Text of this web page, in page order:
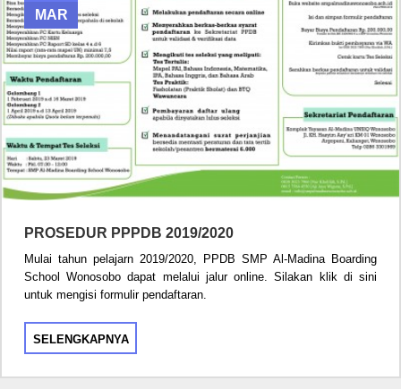
MAR
PROSEDUR PPPDB 2019/2020
Mulai tahun pelajarn 2019/2020, PPDB SMP Al-Madina Boarding
School Wonosobo dapat melalui jalur online. Silakan klik di sini
untuk mengisi formulir pendaftaran.
SELENGKAPNYA